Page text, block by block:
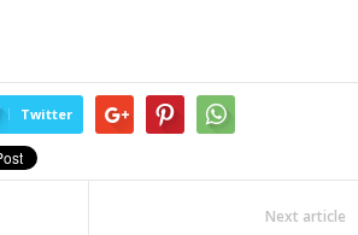
Twitter
Next article